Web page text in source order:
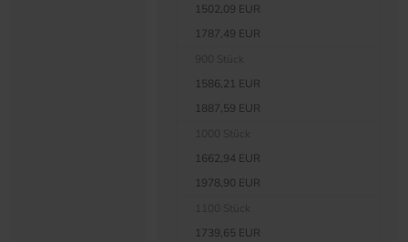
1502,09 EUR
1787,49 EUR
1586,21 EUR
1887,59 EUR
1662,94 EUR
1978,90 EUR
1739,65 EUR